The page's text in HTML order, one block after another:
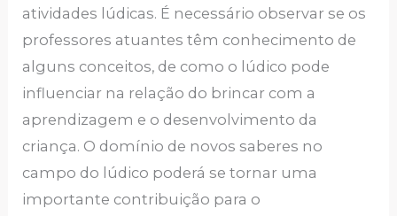
atividades lúdicas. É necessário observar se os
professores atuantes têm conhecimento de
alguns conceitos, de como o lúdico pode
influenciar na relação do brincar com a
aprendizagem e o desenvolvimento da
criança. O domínio de novos saberes no
campo do lúdico poderá se tornar uma
importante contribuição para o